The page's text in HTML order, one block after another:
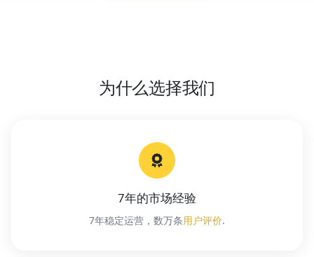
为什么选择我们
7年的市场经验
7年稳定运营，数万条用户评价.